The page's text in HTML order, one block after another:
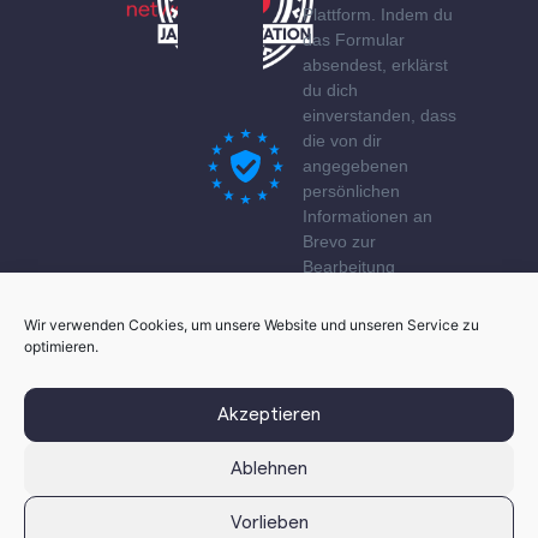
Wir verwenden Cookies, um unsere Website und unseren Service zu
optimieren.
Akzeptieren
Ablehnen
Vorlieben
Plattform. Indem du
das Formular
absendest, erklärst
du dich
einverstanden, dass
die von dir
angegebenen
persönlichen
Informationen an
Brevo zur
Bearbeitung
gemäß den
© 2026 innovation service network